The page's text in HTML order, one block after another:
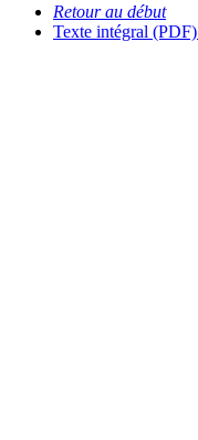
Retour au début
Texte intégral (PDF)